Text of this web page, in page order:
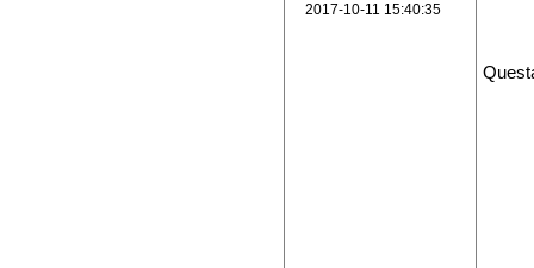
2017-10-11 15:40:35